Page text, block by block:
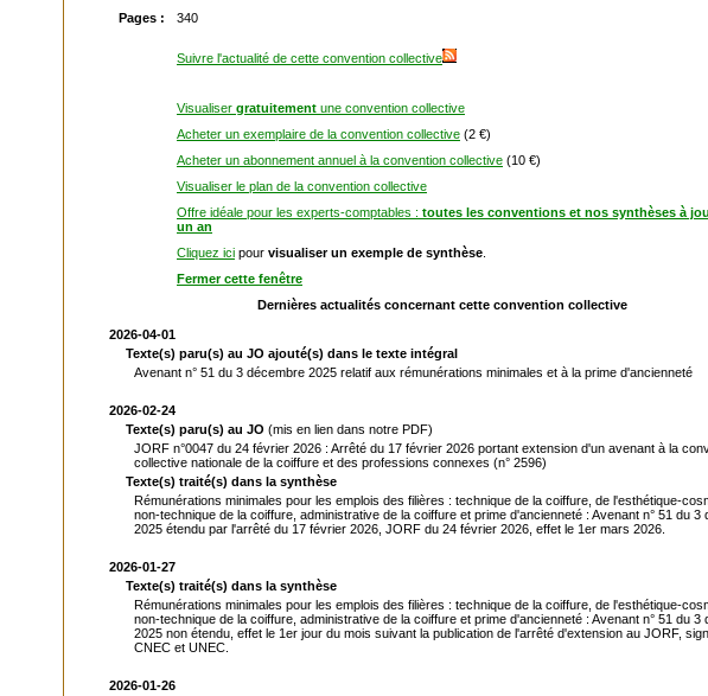
Pages :
340
Suivre l'actualité de cette convention collective
Visualiser gratuitement une convention collective
Acheter un exemplaire de la convention collective (2 €)
Acheter un abonnement annuel à la convention collective (10 €)
Visualiser le plan de la convention collective
Offre idéale pour les experts-comptables : toutes les conventions et nos synthèses à
un an
Cliquez ici pour visualiser un exemple de synthèse
Fermer cette fenêtre
Dernières actualités concernant cette convention collective
2026-04-01
Texte(s) paru(s) au JO ajouté(s) dans le texte intégral
Avenant n° 51 du 3 décembre 2025 relatif aux rémunérations minimales et à la prime d'ancienneté
2026-02-24
Texte(s) paru(s) au JO (mis en lien dans notre PDF)
JORF n°0047 du 24 février 2026 : Arrêté du 17 février 2026 portant extension d'un avenant à la
collective nationale de la coiffure et des professions connexes (n° 2596)
Texte(s) traité(s) dans la synthèse
Rémunérations minimales pour les emplois des filières : technique de la coiffure, de l'esthétique-
non-technique de la coiffure, administrative de la coiffure et prime d'ancienneté : Avenant n° 51 du 3
2025 étendu par l'arrêté du 17 février 2026, JORF du 24 février 2026, effet le 1er mars 2026.
2026-01-27
Texte(s) traité(s) dans la synthèse
Rémunérations minimales pour les emplois des filières : technique de la coiffure, de l'esthétique-
non-technique de la coiffure, administrative de la coiffure et prime d'ancienneté : Avenant n° 51 du 3
2025 non étendu, effet le 1er jour du mois suivant la publication de l'arrêté d'extension au JORF,
CNEC et UNEC.
2026-01-26